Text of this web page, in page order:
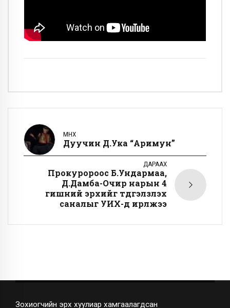
ӨМНӨХ
Дуучин Д.Ука “Аримун”
ДАРААХ
Прокуророос Б.Ундармаа,
Д.Дамба-Очир нарын 4
гишүүний эрхийг түдгэлзүүлэх
саналыг УИХ-д ирүүлжээ
Зохиогчийн эрх хуулиар хамгаалагдсан